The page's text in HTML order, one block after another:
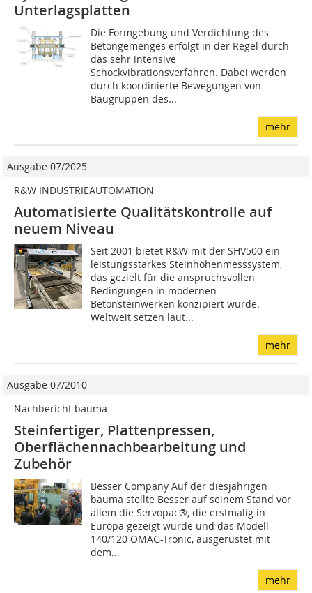
Unterlagsplatten
Die Formgebung und Verdichtung des
Betongemenges erfolgt in der Regel durch
das sehr intensive
Schockvibrationsverfahren. Dabei werden
durch koordinierte Bewegungen von
Baugruppen des...
mehr
Ausgabe 07/2025
R&W INDUSTRIEAUTOMATION
Automatisierte Qualitätskontrolle auf
neuem Niveau
Seit 2001 bietet R&W mit der SHV500 ein
leistungsstarkes Steinhöhenmesssystem,
das gezielt für die anspruchsvollen
Bedingungen in modernen
Betonsteinwerken konzipiert wurde.
Weltweit setzen laut...
mehr
Ausgabe 07/2010
Nachbericht bauma
Steinfertiger, Plattenpressen,
Oberflächennachbearbeitung und
Zubehör
Besser Company Auf der diesjährigen
bauma stellte Besser auf seinem Stand vor
allem die Servopac®, die erstmalig in
Europa gezeigt wurde und das Modell
140/120 OMAG-Tronic, ausgerüstet mit
dem...
mehr